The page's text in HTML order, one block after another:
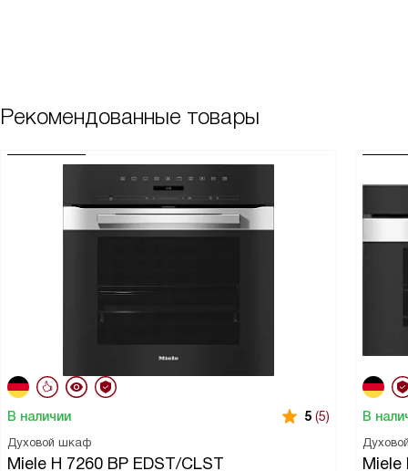
Рекомендованные товары
В наличии 5 (5)
Духовой шкаф
Miele H 7260 BP EDST/CLST
В
Miele